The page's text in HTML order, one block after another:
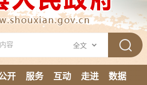
开 服务 互动 走进
数据